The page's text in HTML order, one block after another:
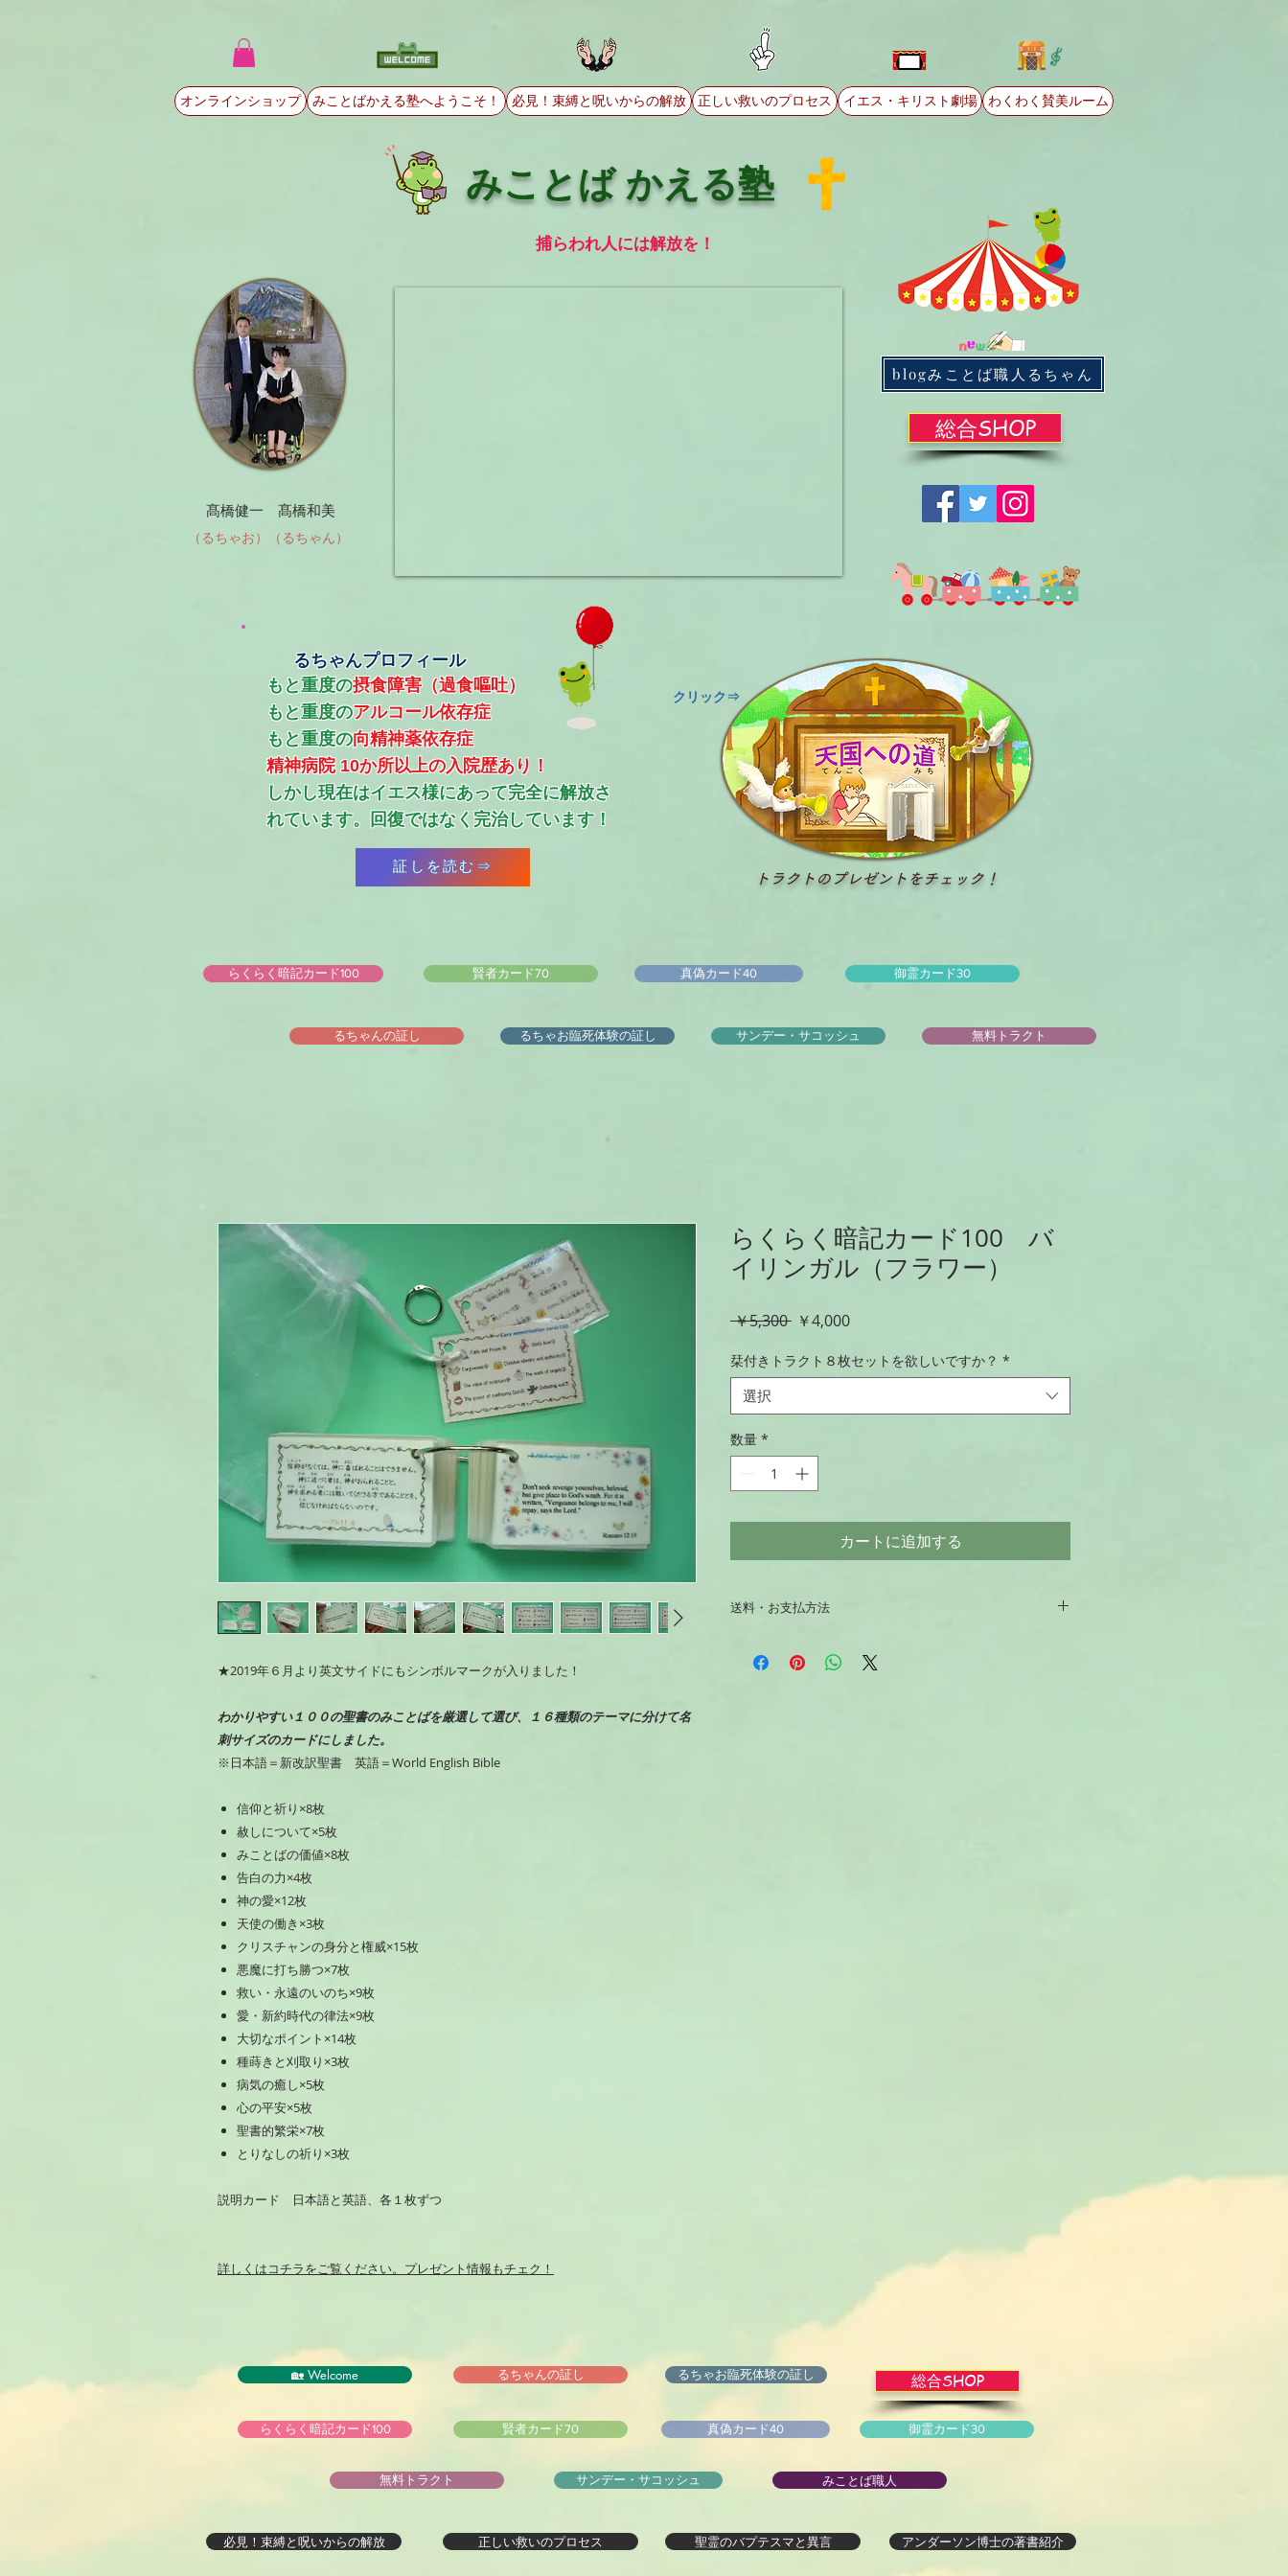
オンラインショップ みことばかえる塾へようこそ！ 必見！束縛と呪いからの解放 正しい救いのプロセス イエス・キリスト劇場 わくわく賛美ルーム
髙橋健一 髙橋和美
（るちゃお）（るちゃん）
みことば かえる塾
捕らわれ人には解放を！
blogみことば職人るちゃん
総合SHOP
るちゃんプロフィール
もと重度の摂食障害（過食嘔吐）
もと重度のアルコール依存症
​もと重度の向精神薬依存症
精神病院 10か所以上の入院歴あり！
​しかし現在はイエス様にあって完全に解放さ
れています。回復ではなく完治しています！
証しを読む⇒
​クリック⇒
トラクトのプレゼントをチェック！
らくらく暗記カード100 賢者カード70 真偽カード40 御霊カード30
るちゃんの証し るちゃお臨死体験の証し サンデー・サコッシュ 無料トラクト
★2019年６月より英文サイドにもシンボルマークが入りました！
わかりやすい１００の聖書のみことばを厳選して選び、１６種類のテーマに分けて名
刺サイズのカードにしました。
※日本語＝新改訳聖書 英語＝World English Bible
信仰と祈り×8枚
赦しについて×5枚
みことばの価値×8枚
告白の力×4枚
神の愛×12枚
天使の働き×3枚
クリスチャンの身分と権威×15枚
悪魔に打ち勝つ×7枚
救い・永遠のいのち×9枚
愛・新約時代の律法×9枚
大切なポイント×14枚
種蒔きと刈取り×3枚
病気の癒し×5枚
心の平安×5枚
聖書的繁栄×7枚
とりなしの祈り×3枚
説明カード 日本語と英語、各１枚ずつ
詳しくはコチラをご覧ください。プレゼント情報もチェク！
らくらく暗記カード100 バ
イリンガル（フラワー）
￥5,300 通
価
￥4,000セ
ル
栞付きトラクト８枚セットを欲しいですか？ *
選択
数量 *
カートに追加する
送料・お支払方法
🏡 Welcome るちゃんの証し るちゃお臨死体験の証し 総合SHOP
らくらく暗記カード100 賢者カード70 真偽カード40 御霊カード30
無料トラクト サンデー・サコッシュ みことば職人
必見！束縛と呪いからの解放 正しい救いのプロセス 聖霊のバプテスマと異言 アンダーソン博士の著書紹介